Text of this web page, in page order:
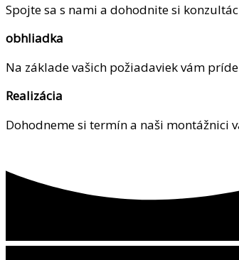
Spojte sa s nami a dohodnite si
obhliadka
Na základe vašich požiadaviek vám
Realizácia
Dohodneme si termín a naši montážnici